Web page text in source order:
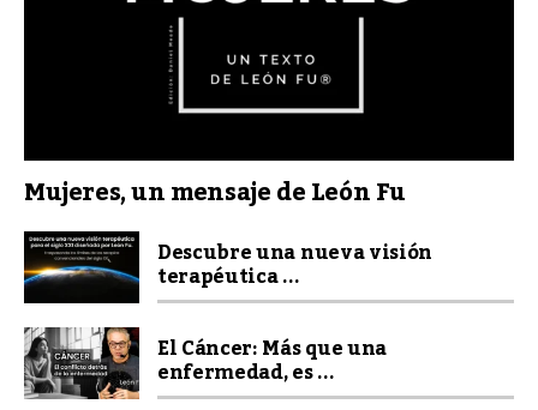
Mujeres, un mensaje de León Fu
Descubre una nueva visión
terapéutica ...
El Cáncer: Más que una
enfermedad, es ...